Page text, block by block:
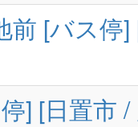
前 [バス停
] [日置市